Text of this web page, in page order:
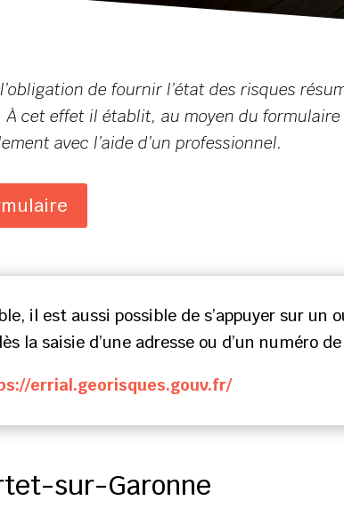
de fournir l’état des risques
cet effet il établit, au moyen du formulaire
avec l’aide d’un professionnel.
il est aussi possible de s’appuyer sur un
saisie d’une adresse ou d’un numéro
errial.georisques.gouv.fr/
sur-Garonne